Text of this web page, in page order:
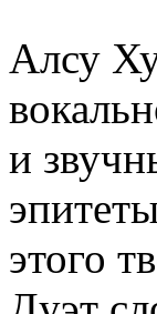
Алсу
и
этого